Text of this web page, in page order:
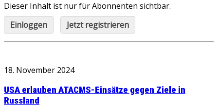
Dieser Inhalt ist nur für Abonnenten sichtbar.
Einloggen
Jetzt registrieren
18. November 2024
USA erlauben ATACMS-Einsätze gegen Ziele in
Russland